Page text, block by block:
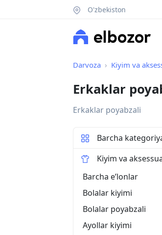
O'zbekiston
Darvoza Kiyim va
Erkaklar
Erkaklar poyabzali
Barcha
Kiyim va
Barcha eʼlonlar
Bolalar kiyimi
Bolalar poyabzali
Ayollar kiyimi